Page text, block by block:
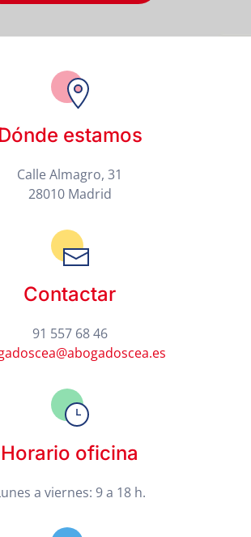
Dónde estamos
Calle Almagro, 31
28010 Madrid
Contactar
91 557 68 46
Horario oficina
a viernes: 9 a 18 h.